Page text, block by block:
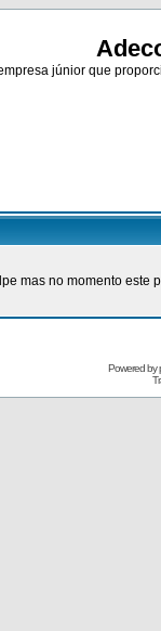
júnior que
mas no momento este
Powered by